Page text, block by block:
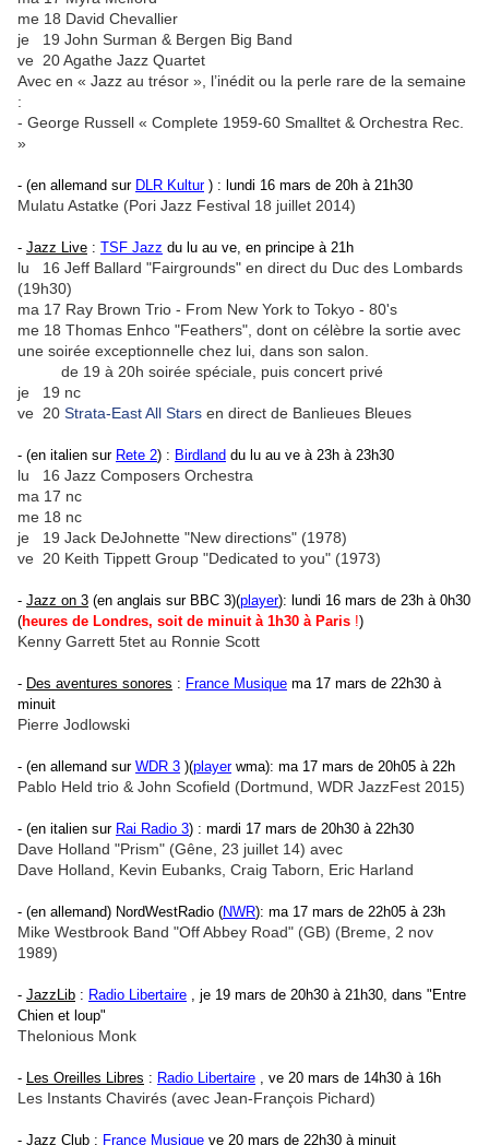
me 18 David Chevallier
je 19 John Surman & Bergen Big Band
ve 20 Agathe Jazz Quartet
Avec en « Jazz au trésor », l’inédit ou la perle rare de la semaine
:
- George Russell « Complete 1959-60 Smalltet & Orchestra Rec.
»
- (en allemand sur DLR Kultur ) : lundi 16 mars de 20h à 21h30
Mulatu Astatke (Pori Jazz Festival 18 juillet 2014)
- Jazz Live : TSF Jazz du lu au ve, en principe à 21h
lu 16 Jeff Ballard "Fairgrounds" en direct du Duc des Lombards
(19h30)
ma 17 Ray Brown Trio - From New York to Tokyo - 80's
me 18 Thomas Enhco "Feathers", dont on célèbre la sortie avec
une soirée exceptionnelle chez lui, dans son salon.
de 19 à 20h soirée spéciale, puis concert privé
je 19 nc
ve 20 Strata-East All Stars en direct de Banlieues Bleues
- (en italien sur Rete 2) : Birdland du lu au ve à 23h à 23h30
lu 16 Jazz Composers Orchestra
ma 17 nc
me 18 nc
je 19 Jack DeJohnette "New directions" (1978)
ve 20 Keith Tippett Group "Dedicated to you" (1973)
- Jazz on 3 (en anglais sur BBC 3)(player): lundi 16 mars de 23h à 0h30
(heures de Londres, soit de minuit à 1h30 à Paris !)
Kenny Garrett 5tet au Ronnie Scott
- Des aventures sonores : France Musique ma 17 mars de 22h30 à
minuit
Pierre Jodlowski
- (en allemand sur WDR 3 )(player wma): ma 17 mars de 20h05 à 22h
Pablo Held trio & John Scofield (Dortmund, WDR JazzFest 2015)
- (en italien sur Rai Radio 3) : mardi 17 mars de 20h30 à 22h30
Dave Holland "Prism" (Gêne, 23 juillet 14) avec
Dave Holland, Kevin Eubanks, Craig Taborn, Eric Harland
- (en allemand) NordWestRadio (NWR): ma 17 mars de 22h05 à 23h
Mike Westbrook Band "Off Abbey Road" (GB) (Breme, 2 nov
1989)
- JazzLib : Radio Libertaire , je 19 mars de 20h30 à 21h30, dans "Entre
Chien et loup"
Thelonious Monk
- Les Oreilles Libres : Radio Libertaire , ve 20 mars de 14h30 à 16h
Les Instants Chavirés (avec Jean-François Pichard)
- Jazz Club : France Musique ve 20 mars de 22h30 à minuit